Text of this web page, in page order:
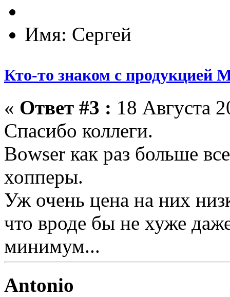
Имя: Сергей
Кто-то знаком с продукцией
« Ответ #3 : 18 Августа
Спасибо коллеги.
Bowser как раз больше
хопперы.
Уж очень цена на них
что вроде бы не хуже
минимум...
Antonio